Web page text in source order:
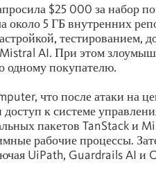
$25 000 за набор
около 5 ГБ внутренних
тестированием,
AI. При этом
одному покупателю.
что после атаки на
к системе
пакетов TanStack и
рабочие процессы.
UiPath, Guardrails AI и